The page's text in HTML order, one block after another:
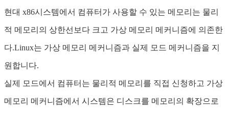
현대 x86시스템에서 컴퓨터가 사용할 수 있는 메모리는 물리
적 메모리의 상한선보다 크고 가상 메모리 메커니즘에 의존한
다.Linux는 가상 메모리 메커니즘과 실제 모드 메커니즘을 지
원합니다.
실제 모드에서 컴퓨터는 물리적 메모리를 직접 신청하고 가상
메모리 메커니즘에서 시스템은 디스크를 메모리의 확장으로